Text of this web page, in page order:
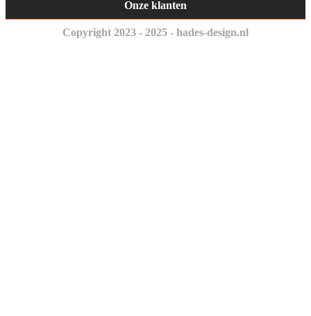
Onze klanten
Copyright 2023 - 2025 - hades-design.nl